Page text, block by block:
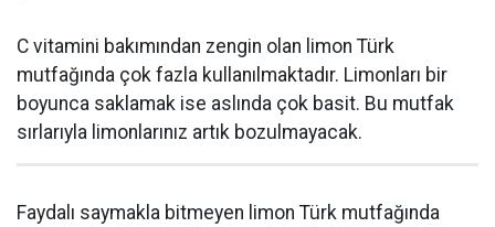
C vitamini bakımından zengin olan limon Türk
mutfağında çok fazla kullanılmaktadır. Limonları bir
boyunca saklamak ise aslında çok basit. Bu mutfak
sırlarıyla limonlarınız artık bozulmayacak.
Faydalı saymakla bitmeyen limon Türk mutfağında